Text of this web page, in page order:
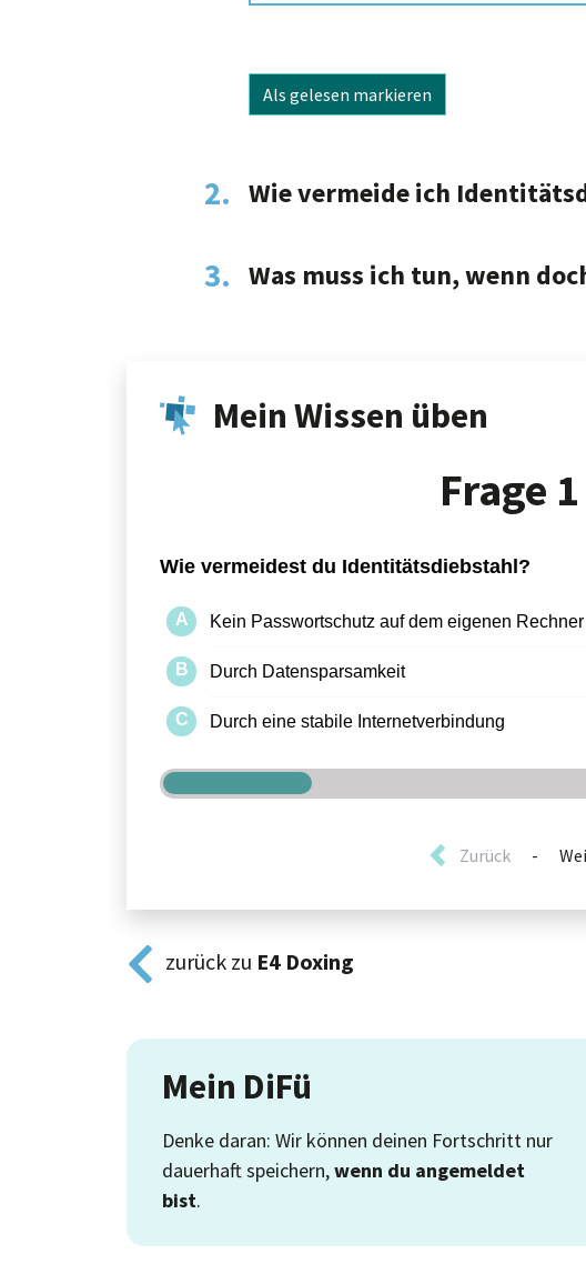
Als gelesen markieren
2. Wie vermeide ich
3. Was muss ich tun, wenn
Mein Wissen üben
Frage
Zurück -
zurück zu E4 Doxing
Mein DiFü
Denke daran: Wir können deinen Fortschritt nur
dauerhaft speichern,wenn du angemeldet
bist.